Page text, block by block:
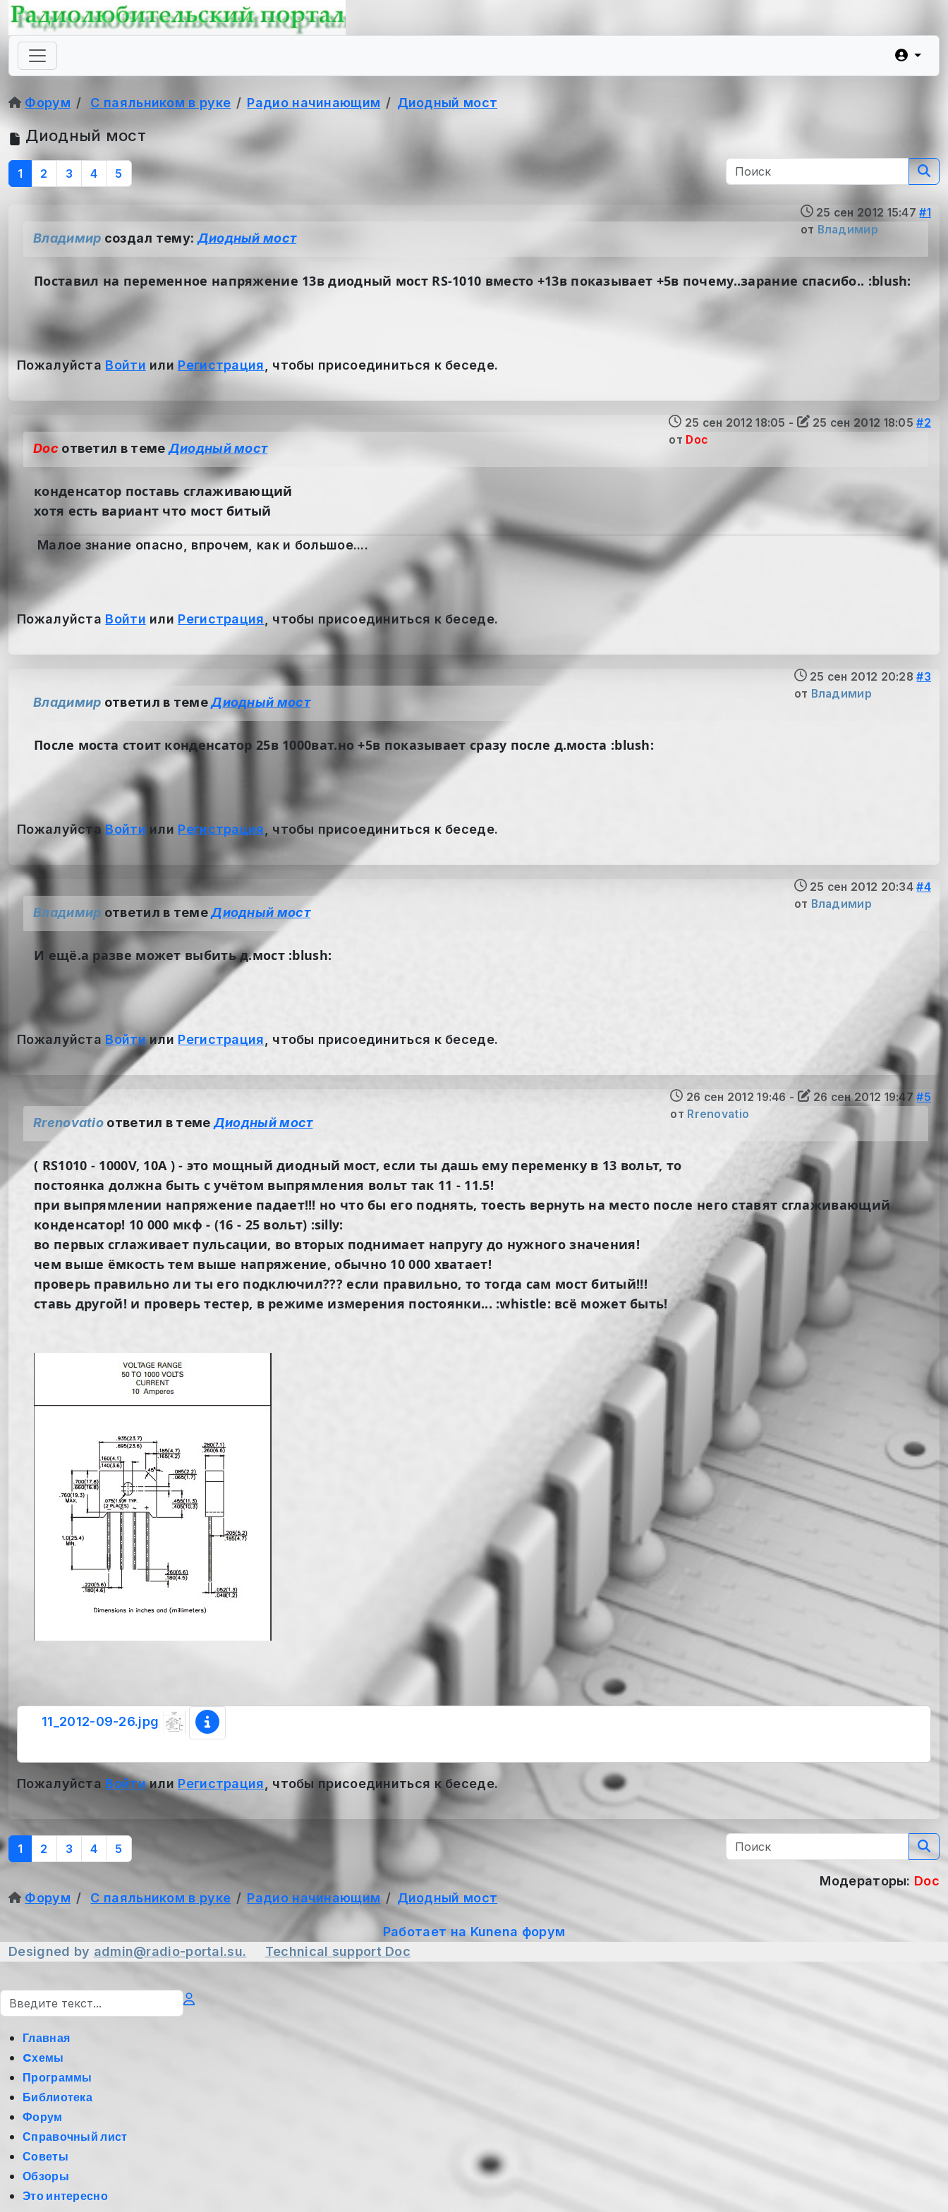
Форум С паяльником в руке Радио начинающим Диодный мост
Диодный мост
1 2 3 4 5
25 сен 2012 15:47 #1
от Владимир
Владимир создал тему: Диодный мост
Поставил на переменное напряжение 13в диодный мост RS-1010 вместо +13в показывает +5в почему..зарание спасибо.. :blush:
Пожалуйста Войти или Регистрация , чтобы присоединиться к беседе.
25 сен 2012 18:05 - 25 сен 2012 18:05 #2
от Doc
Doc ответил в теме Диодный мост
конденсатор поставь сглаживающий
хотя есть вариант что мост битый
Малое знание опасно, впрочем, как и большое....
Пожалуйста Войти или Регистрация , чтобы присоединиться к беседе.
25 сен 2012 20:28 #3
от Владимир
Владимир ответил в темеДиодный мост
После моста стоит конденсатор 25в 1000ват.но +5в показывает сразу после д.моста :blush:
ПожалуйстаВойти или Регистрация , чтобы присоединиться к беседе.
25 сен 2012 20:34 #4
от Владимир
Владимир ответил в темеДиодный мост
И ещё.а разве может выбить д.мост :blush:
Пожалуйста Войтиили Регистрация , чтобы присоединиться к беседе.
26 сен 2012 19:46 - 26 сен 2012 19:47 #5
от Rrenovatio
Rrenovatio ответил в теме Диодный мост
( RS1010 - 1000V, 10A ) - это мощный диодный мост, если ты дашь ему переменку в 13 вольт, то
постоянка должна быть с учётом выпрямления вольт так 11 - 11.5!
при выпрямлении напряжение падает!!! но что бы его поднять, тоесть вернуть на место после него ставят сглаживающий
конденсатор! 10 000 мкф - (16 - 25 вольт) :silly:
во первых сглаживает пульсации, во вторых поднимает напругу до нужного значения!
чем выше ёмкость тем выше напряжение, обычно 10 000 хватает!
проверь правильно ли ты его подключил??? если правильно, то тогда сам мост битый!!!
ставь другой! и проверь тестер, в режиме измерения постоянки... :whistle: всё может быть!
11_2012-09-26.jpg
Пожалуйста Войтиили Регистрация , чтобы присоединиться к беседе.
1 2 3 4 5
Модераторы: Doc
Форум
С паяльником в руке Радио начинающим Диодный мост
Работает на Kunena форум
Designed by admin@radio-portal.su. Technical support Doc
Поиск
Главная
Cхемы
Программы
Библиотека
Форум
Справочный лист
Советы
Обзоры
Это интересно